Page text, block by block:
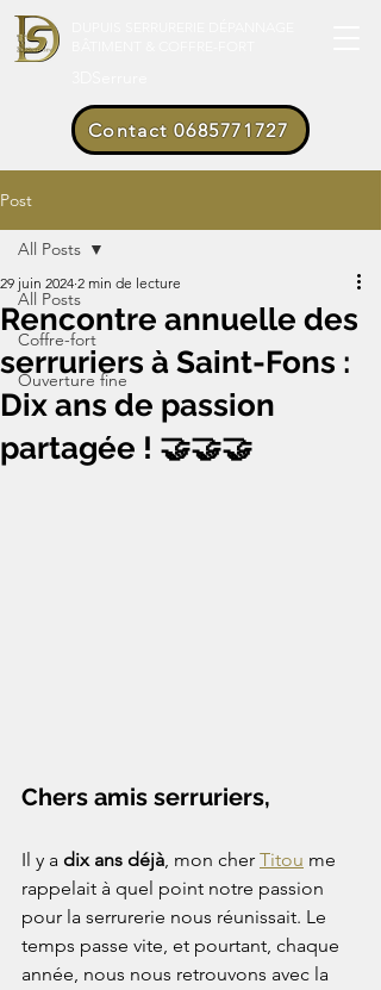
Contact 0685771727
Post
All Posts
Coffre-fort
Ouverture fine
All Posts
Rencontre annuelle des
serruriers à Saint-Fons :
Dix ans de passion
partagée ! 🤝🤝🤝
29 juin 2024 2 min de lecture
Chers amis serruriers,
Il y a dix ans déjà, mon cher Titou me
rappelait à quel point notre passion
pour la serrurerie nous réunissait. Le
temps passe vite, et pourtant, chaque
année, nous nous retrouvons avec la